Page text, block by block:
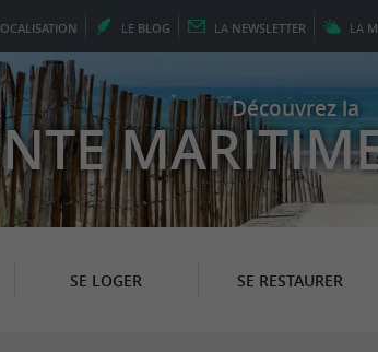
LE BLOG LA NEWSLETTER LA
Découvrez la
SE LOGER SE RESTAURER